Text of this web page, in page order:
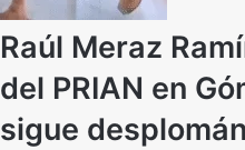
Raúl Meraz
del PRIAN en
sigue